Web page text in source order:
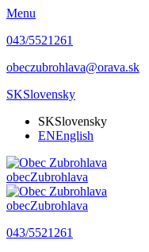
Menu
043/5521261
obeczubrohlava@orava.sk
SKSlovensky
SKSlovensky
ENEnglish
obecZubrohlava
obecZubrohlava
043/5521261